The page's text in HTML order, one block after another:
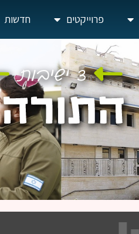
פרוייקטים חדשות